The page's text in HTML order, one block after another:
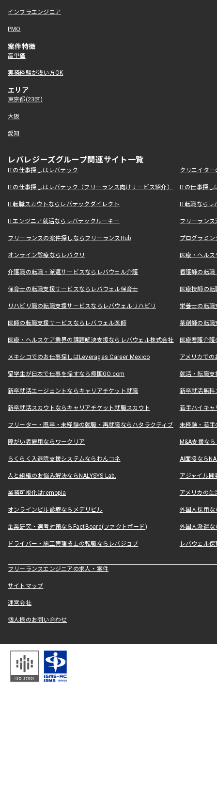
インフラエンジニア
PMO
案件特徴
高単価
実務経験が浅い方OK
エリア
東京都(23区)
大阪
愛知
レバレジーズグループ関連サイト一覧
ITの仕事探しはレバテック クリエイタ
ITの仕事探しはレバテック（フリーランス向けサービス紹介） ITの仕事探
IT転職スカウトならレバテックダイレクト IT転職なら
ITエンジニア就活ならレバテックルーキー フリーラン
フリーランスの案件探しならフリーランスHub プログラミ
オンライン診療ならレバクリ 医療・ヘル
介護職の転職・派遣サービスならレバウェル介護 看護師の転
保育士の転職支援サービスならレバウェル保育士 医療技師の
リハビリ職の転職支援サービスならレバウェルリハビリ 栄養士の転
医師の転職支援サービスならレバウェル医師 薬剤師の転
医療・ヘルスケア業界の課題解決支援ならレバウェル株式会社 医療看護介
メキシコでのお仕事探しはLeverages Career Mexico アメリカで
留学生が日本で仕事を探すなら帰国GO.com 就活・転職
新卒就活エージェントならキャリアチケット就職 新卒就活無料
新卒就活スカウトならキャリアチケット就職スカウト 若手ハイキ
フリーター・既卒・未経験の就職・再就職ならハタラクティブ 未経験・若手
障がい者雇用ならワークリア M&A支援な
らくらく入退院支援システムならわんコネ AI面接なら
人と組織のお悩み解決ならNALYSYS Lab. アジャイル
業務可視化はremopia アメリカの
オンラインピル診療ならメデリピル 外国人採用
企業研究・選考対策ならFactBoard(ファクトボード) 外国人派遣な
ドライバー・施工管理技士の転職ならレバジョブ レバウェル
フリーランスエンジニアの求人・案件
サイトマップ
運営会社
個人様のお問い合わせ